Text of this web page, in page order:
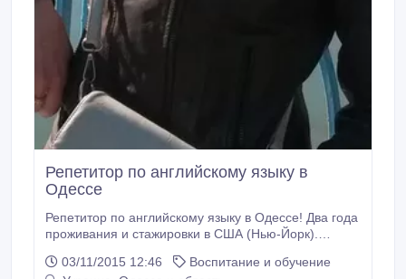
Репетитор по английскому языку в
Одессе
Репетитор по английскому языку в Одессе! Два года
проживания и стажировки в США (Нью-Йорк).
курсах иностранных языков "Valerie". Подготовка к
03/11/2015 12:46
Воспитание и обучение